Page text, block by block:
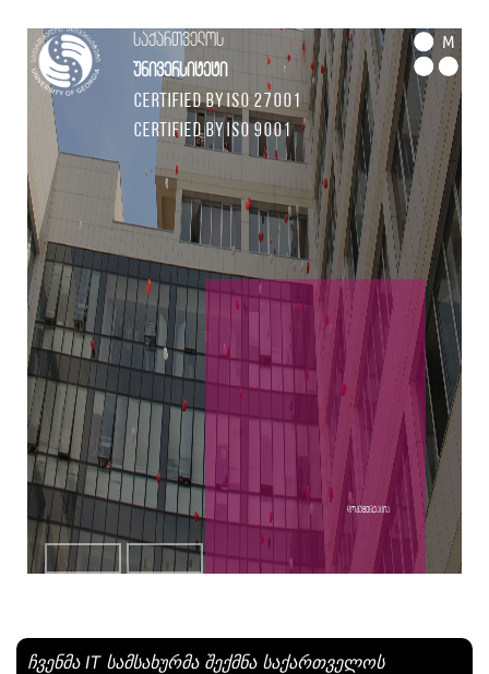
საქართველოს
უნივერსიტეტი
Certified by ISO 27001
Certified by ISO 9001
M
დოკუმენტაცია
ჩვენმა IT სამსახურმა შექმნა საქართველოს